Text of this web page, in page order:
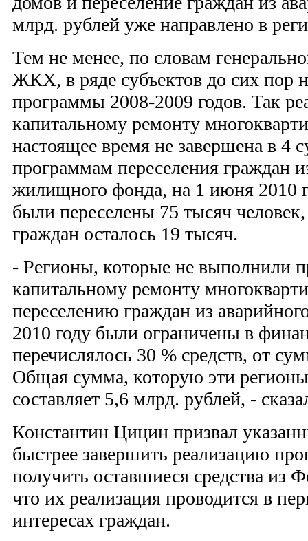
млрд. рублей уже направлено в
Тем не менее, по словам
ЖКХ, в ряде субъектов до сих пор
программы 2008-2009 годов. Так
капитальному ремонту
настоящее время не завершена в 4
программам переселения граждан
жилищного фонда, на 1 июня 2010
были переселены 75 тысяч человек,
граждан осталось 19 тысяч.
- Регионы, которые не выполнили
капитальному ремонту
переселению граждан из
2010 году были ограничены в
перечислялось 30 % средств, от
Общая сумма, которую эти
составляет 5,6 млрд. рублей, -
Константин Цицин призвал
быстрее завершить реализацию
получить оставшиеся средства
что их реализация проводится в
интересах граждан.